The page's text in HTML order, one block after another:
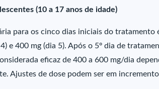
(10 a 17 anos de idade)
para os cinco dias iniciais do tratamento
e 400 mg (dia 5). Após o 5º dia de
eficaz de 400 a 600 mg/dia
Ajustes de dose podem ser em